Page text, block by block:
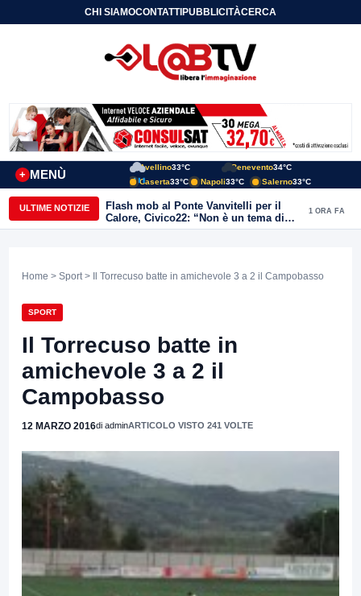
CHI SIAMOCONTATTIPUBBLICITÀCERCA
MENÙ
+
Avellino33°C Benevento34°C
Caserta33°C Napoli33°C Salerno33°C
ULTIME NOTIZIE
Flash mob al Ponte Vanvitelli per il
Calore, Civico22: “Non è un tema di
quartiere, riguarda tutta Benevento”
1 ORA FA
Home > Sport > Il Torrecuso batte in amichevole 3 a 2 il Campobasso
SPORT
Il Torrecuso batte in
amichevole 3 a 2 il
Campobasso
12 MARZO 2016di adminARTICOLO VISTO 241 VOLTE